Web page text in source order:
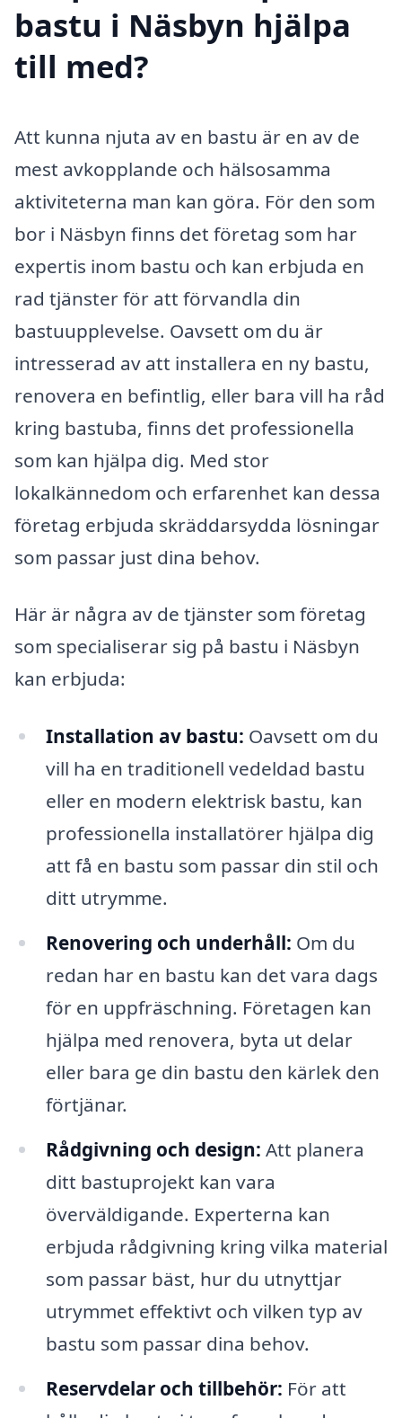
bastu i Näsbyn hjälpa
till med?
Att kunna njuta av en bastu är en av de
mest avkopplande och hälsosamma
aktiviteterna man kan göra. För den som
bor i Näsbyn finns det företag som har
expertis inom bastu och kan erbjuda en
rad tjänster för att förvandla din
bastuupplevelse. Oavsett om du är
intresserad av att installera en ny bastu,
renovera en befintlig, eller bara vill ha råd
kring bastuba, finns det professionella
som kan hjälpa dig. Med stor
lokalkännedom och erfarenhet kan dessa
företag erbjuda skräddarsydda lösningar
som passar just dina behov.
Här är några av de tjänster som företag
som specialiserar sig på bastu i Näsbyn
kan erbjuda:
Installation av bastu: Oavsett om du
vill ha en traditionell vedeldad bastu
eller en modern elektrisk bastu, kan
professionella installatörer hjälpa dig
att få en bastu som passar din stil och
ditt utrymme.
Renovering och underhåll: Om du
redan har en bastu kan det vara dags
för en uppfräschning. Företagen kan
hjälpa med renovera, byta ut delar
eller bara ge din bastu den kärlek den
förtjänar.
Rådgivning och design: Att planera
ditt bastuprojekt kan vara
överväldigande. Experterna kan
erbjuda rådgivning kring vilka material
som passar bäst, hur du utnyttjar
utrymmet effektivt och vilken typ av
bastu som passar dina behov.
Reservdelar och tillbehör: För att